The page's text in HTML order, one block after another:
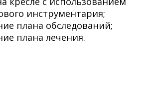
инструментария;
плана обследований;
плана лечения.